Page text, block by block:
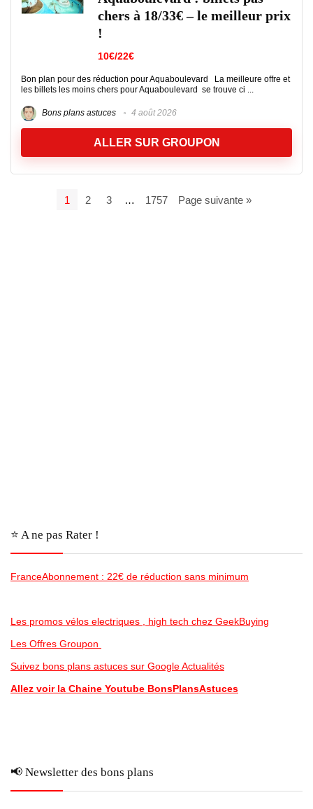
chers à 18/33€ – le meilleur prix
!
10€/22€
Bon plan pour des réduction pour Aquaboulevard La meilleure offre et
les billets les moins chers pour Aquaboulevard se trouve ci ...
Bons plans astuces 4 août 2026
ALLER SUR GROUPON
1 2 3 … 1757 Page suivante »
⭐️ A ne pas Rater !
FranceAbonnement : 22€ de réduction sans minimum
Les promos vélos electriques , high tech chez GeekBuying
Les Offres Groupon
Suivez bons plans astuces sur Google Actualités
Allez voir la Chaine Youtube BonsPlansAstuces
📢 Newsletter des bons plans